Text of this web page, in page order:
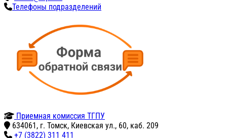
Телефоны подразделений
Приемная комиссия ТГПУ
634061, г. Томск, Киевская ул., 60, каб. 209
+7 (3822) 311 411